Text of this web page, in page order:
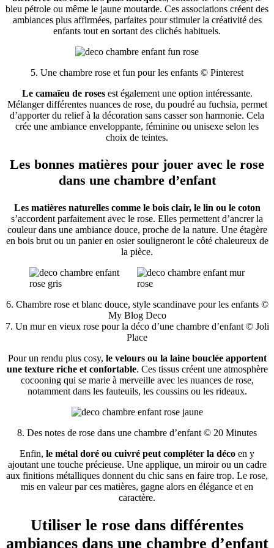
bleu pétrole ou même le jaune moutarde. Ces associations créent des
ambiances plus affirmées, parfaites pour stimuler la créativité des
enfants tout en sortant des clichés habituels.
5. Une chambre rose et fun pour les enfants © Pinterest
Le camaïeu de rosesest également une option intéressante.
Mélanger différentes nuances de rose, du poudré au fuchsia, permet
d’apporter du relief à la décoration sans casser son harmonie. Cela
crée une ambiance enveloppante, féminine ou unisexe selon les
choix de teintes.
Les bonnes matières pour jouer avec le rose
dans une chambre d’enfant
Les matières naturelles comme le bois clair, le lin ou le coton
s’accordent parfaitement avec le rose. Elles permettent d’ancrer la
couleur dans une ambiance douce, proche de la nature. Une étagère
en bois brut ou un panier en osier souligneront le côté chaleureux de
la pièce.
6. Chambre rose et blanc douce, style scandinave pour les enfants ©
My Blog Deco
7. Un mur en vieux rose pour la déco d’une chambre d’enfant © Joli
Place
Pour un rendu plus cosy, le velours ou la laine bouclée apportent
une texture riche et confortable. Ces tissus créent une atmosphère
cocooning qui se marie à merveille avec les nuances de rose,
notamment dans les fauteuils, les coussins ou les rideaux.
8. Des notes de rose dans une chambre d’enfant © 20 Minutes
Enfin, le métal doré ou cuivré peut compléter la déco en y
ajoutant une touche précieuse. Une applique, un miroir ou un cadre
aux finitions métalliques donnent du chic sans en faire trop. Le rose,
mis en valeur par ces matières, gagne alors en élégance et en
caractère.
Utiliser le rose dans différentes
ambiances dans une chambre d’enfant